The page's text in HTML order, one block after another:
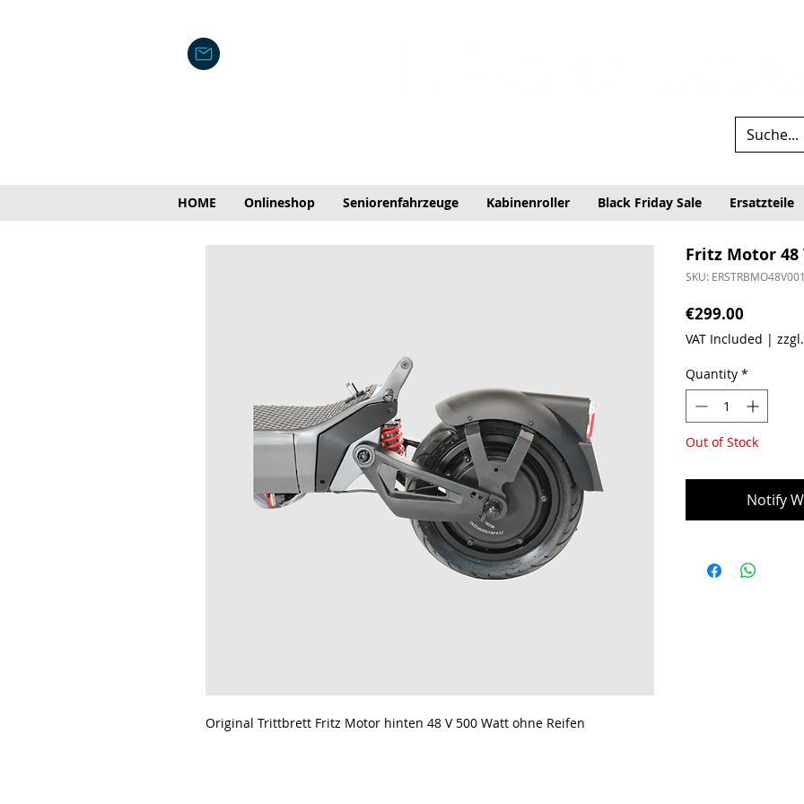
HOME Onlineshop Seniorenfahrzeuge Kabinenroller Black Friday Sale Ersatzteile
Original Trittbrett Fritz Motor hinten 48 V 500 Watt ohne Reifen
Fritz Motor 48
SKU: ERSTRBMO48V001
€299.00Price
VAT Included |
Quantity *
Out of Stock
Notify